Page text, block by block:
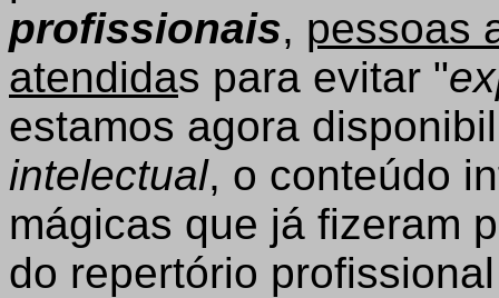
profissionais, pessoas
atendidas para evitar "
estamos agora
intelectual, o conteúdo
mágicas que já fizeram
do repertório